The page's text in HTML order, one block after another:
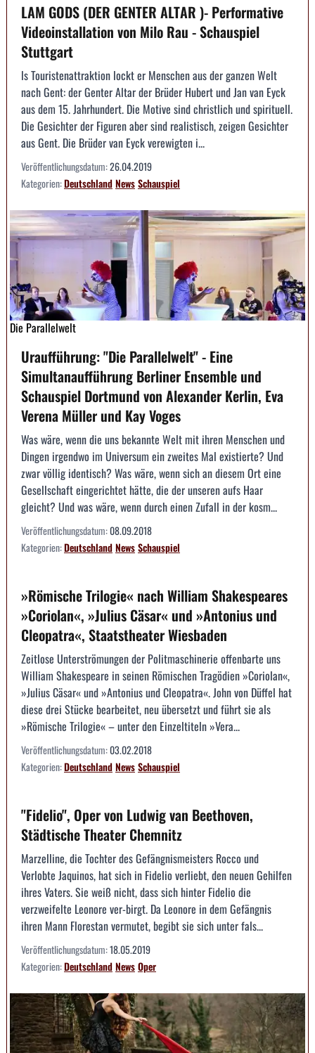
LAM GODS (DER GENTER ALTAR )- Performative
Videoinstallation von Milo Rau - Schauspiel
Stuttgart
ls Touristenattraktion lockt er Menschen aus der ganzen Welt
nach Gent: der Genter Altar der Brüder Hubert und Jan van Eyck
aus dem 15. Jahrhundert. Die Motive sind christlich und spirituell.
Die Gesichter der Figuren aber sind realistisch, zeigen Gesichter
aus Gent. Die Brüder van Eyck verewigten i...
Veröffentlichungsdatum:26.04.2019
Kategorien:DeutschlandNewsSchauspiel
Die Parallelwelt
Uraufführung: "Die Parallelwelt" - Eine
Simultanaufführung Berliner Ensemble und
Schauspiel Dortmund von Alexander Kerlin, Eva
Verena Müller und Kay Voges
Was wäre, wenn die uns bekannte Welt mit ihren Menschen und
Dingen irgendwo im Universum ein zweites Mal existierte? Und
zwar völlig identisch? Was wäre, wenn sich an diesem Ort eine
Gesellschaft eingerichtet hätte, die der unseren aufs Haar
gleicht? Und was wäre, wenn durch einen Zufall in der kosm...
Veröffentlichungsdatum:08.09.2018
Kategorien:DeutschlandNewsSchauspiel
»Römische Trilogie« nach William Shakespeares
»Coriolan«, »Julius Cäsar« und »Antonius und
Cleopatra«, Staatstheater Wiesbaden
Zeitlose Unterströmungen der Politmaschinerie offenbarte uns
William Shakespeare in seinen Römischen Tragödien »Coriolan«,
»Julius Cäsar« und »Antonius und Cleopatra«. John von Düffel hat
diese drei Stücke bearbeitet, neu übersetzt und führt sie als
»Römische Trilogie« – unter den Einzeltiteln »Vera...
Veröffentlichungsdatum:03.02.2018
Kategorien:DeutschlandNewsSchauspiel
"Fidelio", Oper von Ludwig van Beethoven,
Städtische Theater Chemnitz
Marzelline, die Tochter des Gefängnismeisters Rocco und
Verlobte Jaquinos, hat sich in Fidelio verliebt, den neuen Gehilfen
ihres Vaters. Sie weiß nicht, dass sich hinter Fidelio die
verzweifelte Leonore ver-birgt. Da Leonore in dem Gefängnis
ihren Mann Florestan vermutet, begibt sie sich unter fals...
Veröffentlichungsdatum:18.05.2019
Kategorien:DeutschlandNewsOper